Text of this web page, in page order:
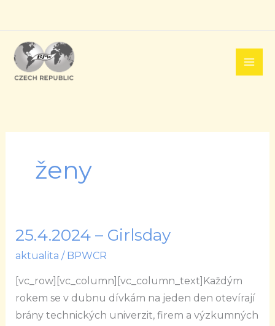
obsah
ženy
25.4.2024 – Girlsday
aktualita / BPWCR
[vc_row][vc_column][vc_column_text]Každým
rokem se v dubnu dívkám na jeden den otevírají
brány technických univerzit, firem a výzkumných
25.4.2024